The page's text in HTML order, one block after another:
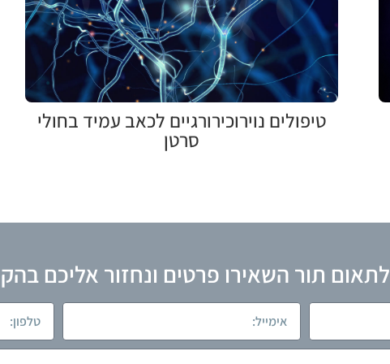
טיפולים נוירוכירורגיים לכאב עמיד בחולי
סרטן
לתאום תור השאירו פרטים ונחזור אליכם